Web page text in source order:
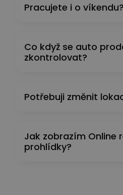
Pracujete i o víkendu?
Co když se auto
zkontrolovat?
Potřebuji změnit
Jak zobrazím Online
prohlídky?